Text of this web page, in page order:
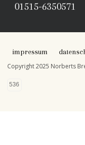
01515-6350571
impressum
Copyright 2025 Norberts
536